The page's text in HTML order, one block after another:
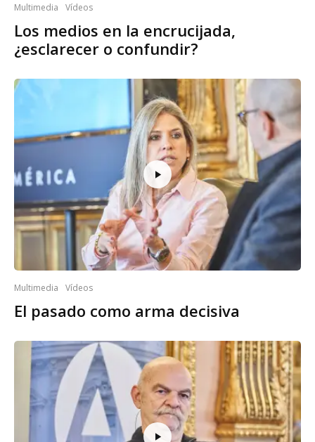
Multimedia Vídeos
Los medios en la encrucijada,
¿esclarecer o confundir?
Multimedia Vídeos
El pasado como arma decisiva